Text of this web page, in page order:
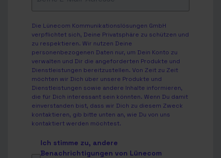
Die Lünecom Kommunikationslösungen GmbH
verpflichtet sich, Deine Privatsphäre zu schützen und
zu respektieren. Wir nutzen Deine
personenbezogenen Daten nur, um Dein Konto zu
verwalten und Dir die angeforderten Produkte und
Dienstleistungen bereitzustellen. Von Zeit zu Zeit
möchten wir Dich über unsere Produkte und
Dienstleistungen sowie andere Inhalte informieren,
die für Dich interessant sein könnten. Wenn Du damit
einverstanden bist, dass wir Dich zu diesem Zweck
kontaktieren, gib bitte unten an, wie Du von uns
kontaktiert werden möchtest.
Ich stimme zu, andere
Benachrichtigungen von Lünecom